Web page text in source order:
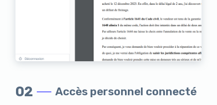
02 Accès personnel connecté